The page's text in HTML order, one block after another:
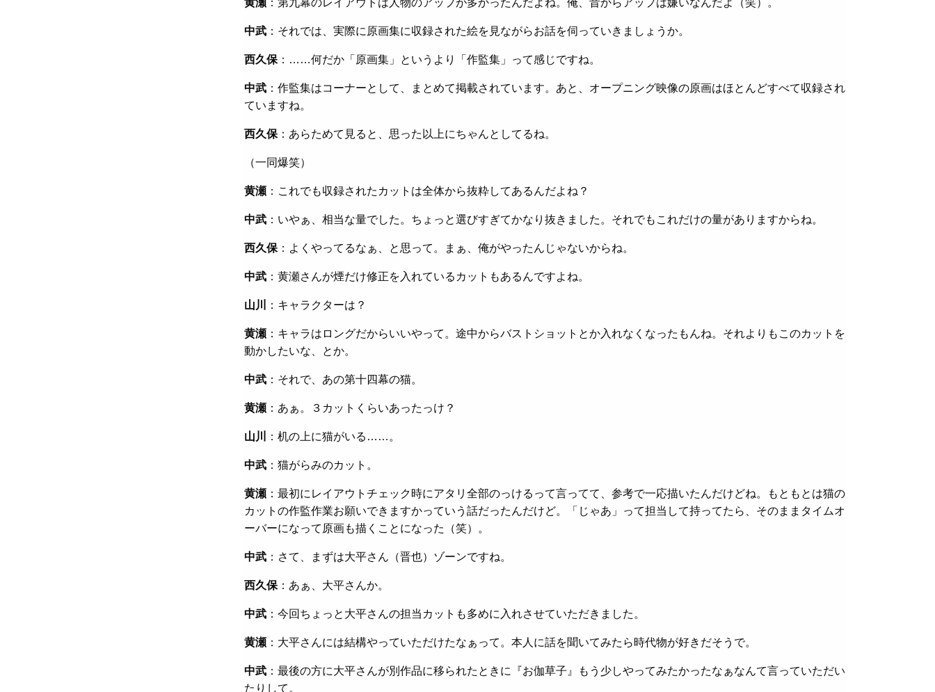
黄瀬 ：第九幕のレイアウトは人物のアップが多かったんだよね。俺、昔からアップは嫌いなんだよ（笑）。
中武 ：それでは、実際に原画集に収録された絵を見ながらお話を伺っていきましょうか。
西久保 ：……何だか「原画集」というより「作監集」って感じですね。
中武 ：作監集はコーナーとして、まとめて掲載されています。あと、オープニング映像の原画はほとんどすべて収録され
ていますね。
西久保 ：あらためて見ると、思った以上にちゃんとしてるね。
（一同爆笑）
黄瀬 ：これでも収録されたカットは全体から抜粋してあるんだよね？
中武 ：いやぁ、相当な量でした。ちょっと選びすぎてかなり抜きました。それでもこれだけの量がありますからね。
西久保 ：よくやってるなぁ、と思って。まぁ、俺がやったんじゃないからね。
中武 ：黄瀬さんが煙だけ修正を入れているカットもあるんですよね。
山川 ：キャラクターは？
黄瀬 ：キャラはロングだからいいやって。途中からバストショットとか入れなくなったもんね。それよりもこのカットを
動かしたいな、とか。
中武 ：それで、あの第十四幕の猫。
黄瀬 ：あぁ。３カットくらいあったっけ？
山川 ：机の上に猫がいる……。
中武 ：猫がらみのカット。
黄瀬 ：最初にレイアウトチェック時にアタリ全部のっけるって言ってて、参考で一応描いたんだけどね。もともとは猫の
カットの作監作業お願いできますかっていう話だったんだけど。「じゃあ」って担当して持ってたら、そのままタイムオ
ーバーになって原画も描くことになった（笑）。
中武 ：さて、まずは大平さん（晋也）ゾーンですね。
西久保 ：あぁ、大平さんか。
中武 ：今回ちょっと大平さんの担当カットも多めに入れさせていただきました。
黄瀬 ：大平さんには結構やっていただけたなぁって。本人に話を聞いてみたら時代物が好きだそうで。
中武 ：最後の方に大平さんが別作品に移られたときに『お伽草子』もう少しやってみたかったなぁなんて言っていただい
たりして。